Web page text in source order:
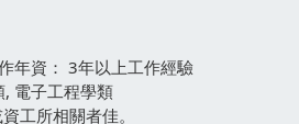
年資： 3年以上工作經驗
, 電子工程學類
工所相關者佳。